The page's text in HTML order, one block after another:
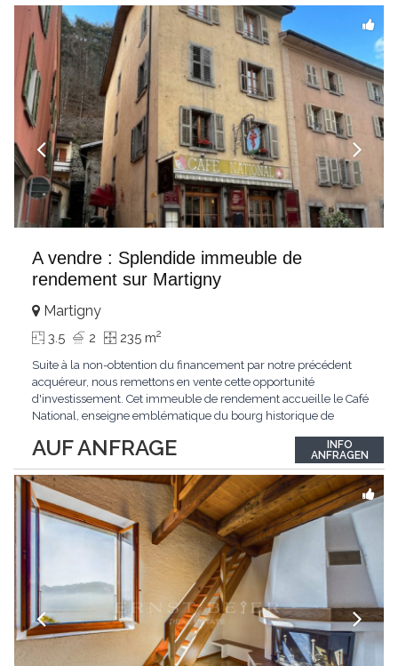
A vendre : Splendide immeuble de
rendement sur Martigny
AUF ANFRAGE
Martigny
3.5 2 235 m2
Suite à la non-obtention du financement par notre précédent
acquéreur, nous remettons en vente cette opportunité
d'investissement. Cet immeuble de rendement accueille le Café
National, enseigne emblématique du bourg historique de
stabilité locative, il offre un rendement global d'environ 4,80 %,
faisant de ce bien un investissement...
INFO
ANFRAGEN